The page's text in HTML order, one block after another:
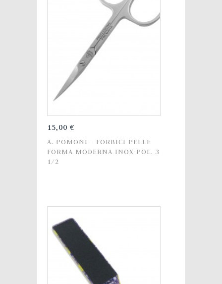
15,00 €
A. POMONI - FORBICI PELLE
FORMA MODERNA INOX POL. 3
1/2